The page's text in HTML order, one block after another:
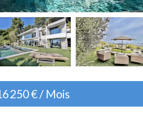
250 € / Mois